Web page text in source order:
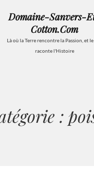
Domaine-Sanvers-
Cotton.com
Là où la Terre rencontre la Passion, et
raconte l'Histoire
: